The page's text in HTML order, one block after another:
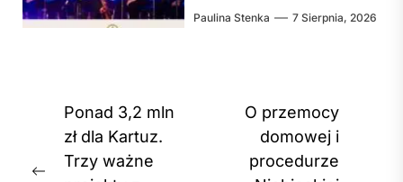
Paulina Stenka 7 Sierpnia, 2026
Nawigacja
wpisu
Ponad 3,2 mln
zł dla Kartuz.
Trzy ważne
O przemocy
domowej i
procedurze